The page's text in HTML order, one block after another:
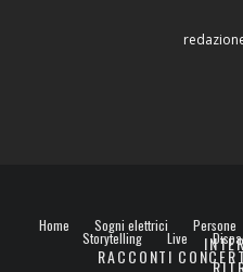
Home Sogni elettrici Persone
Storytelling
RACCONTI
Live